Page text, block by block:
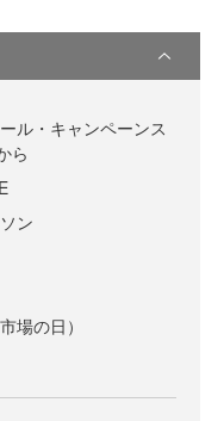
ル・キャンペーンス
ら
ン
場の日）